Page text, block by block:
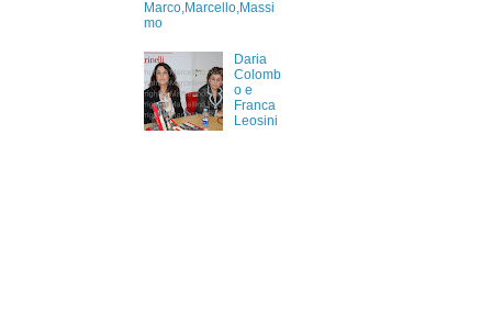
Marco,Marcello,Massi
mo
Daria
Colomb
o e
Franca
Leosini